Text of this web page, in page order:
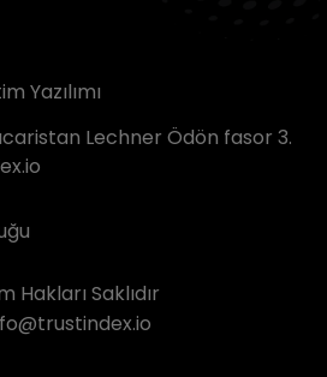
Yazılımı
Lechner Ödön fasor 3.
Saklıdır